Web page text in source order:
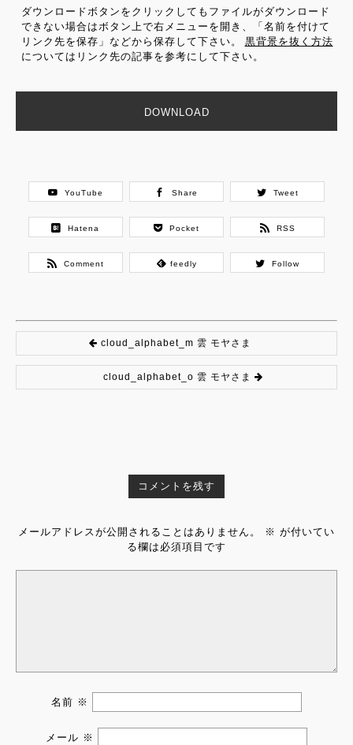
ダウンロードボタンをクリックしてもファイルがダウンロード
できない場合はボタン上で右メニューを開き、「名前を付けて
リンク先を保存」などから保存して下さい。
黒背景を抜く方法
についてはリンク先の記事を参考にして下さい。
DOWNLOAD
YouTube Share Tweet
Hatena Pocket RSS
Comment feedly Follow
cloud_alphabet_m 雲 モヤさま
cloud_alphabet_o 雲 モヤさま
コメントを残す
メールアドレスが公開されることはありません。 ※ が付いてい
る欄は必須項目です
名前 ※
メール ※